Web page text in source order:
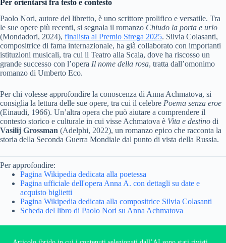
Per orientarsi fra testo e contesto
Paolo Nori, autore del libretto, è uno scrittore prolifico e versatile. Tra
le sue opere più recenti, si segnala il romanzo Chiudo la porta e urlo
(Mondadori, 2024), finalista al Premio Strega 2025. Silvia Colasanti,
compositrice di fama internazionale, ha già collaborato con importanti
istituzioni musicali, tra cui il Teatro alla Scala, dove ha riscosso un
grande successo con l’opera Il nome della rosa, tratta dall’omonimo
romanzo di Umberto Eco.
Per chi volesse approfondire la conoscenza di Anna Achmatova, si
consiglia la lettura delle sue opere, tra cui il celebre Poema senza eroe
(Einaudi, 1966). Un’altra opera che può aiutare a comprendere il
contesto storico e culturale in cui visse Achmatova è Vita e destino di
Vasilij Grossman (Adelphi, 2022), un romanzo epico che racconta la
storia della Seconda Guerra Mondiale dal punto di vista della Russia.
Per approfondire:
Pagina Wikipedia dedicata alla poetessa
Pagina ufficiale dell'opera Anna A. con dettagli su date e
acquisto biglietti
Pagina Wikipedia dedicata alla compositrice Silvia Colasanti
Scheda del libro di Paolo Nori su Anna Achmatova